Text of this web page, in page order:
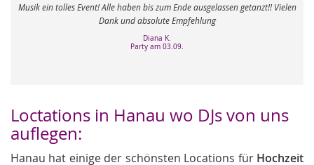
bis zum Ende ausgelassen getanzt!! Vielen
aufgehoben gefühlt. Mein
ausführliche Beratung und wir
Loctations in Hanau wo DJs von uns
auflegen:
Hanau hat einige der schönsten Locations für Hochzeit